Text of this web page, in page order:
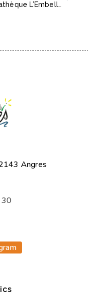
Médiathèque L’Embellie – Période estivale
Angres